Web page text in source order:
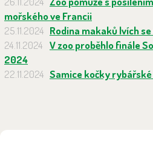
mořského ve Francii
25.11.2024 Rodina makaků lvích
24.11.2024 V zoo proběhlo finále
2024
22.11.2024 Samice kočky